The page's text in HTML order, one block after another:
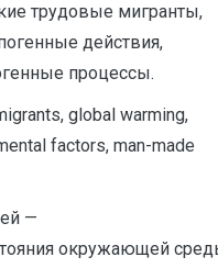
трудовые мигранты,
действия,
процессы.
global warming,
factors, man-made
—
окружающей